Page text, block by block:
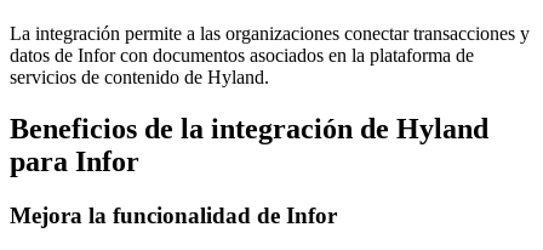
La integración permite a las organizaciones conectar transacciones y
datos de Infor con documentos asociados en la plataforma de
servicios de contenido de Hyland.
Beneficios de la integración de Hyland
para Infor
Mejora la funcionalidad de Infor